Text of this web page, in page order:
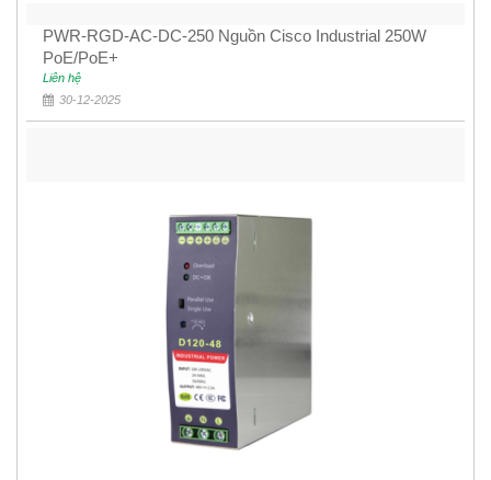
PWR-RGD-AC-DC-250 Nguồn Cisco Industrial 250W
PoE/PoE+
Liên hệ
30-12-2025